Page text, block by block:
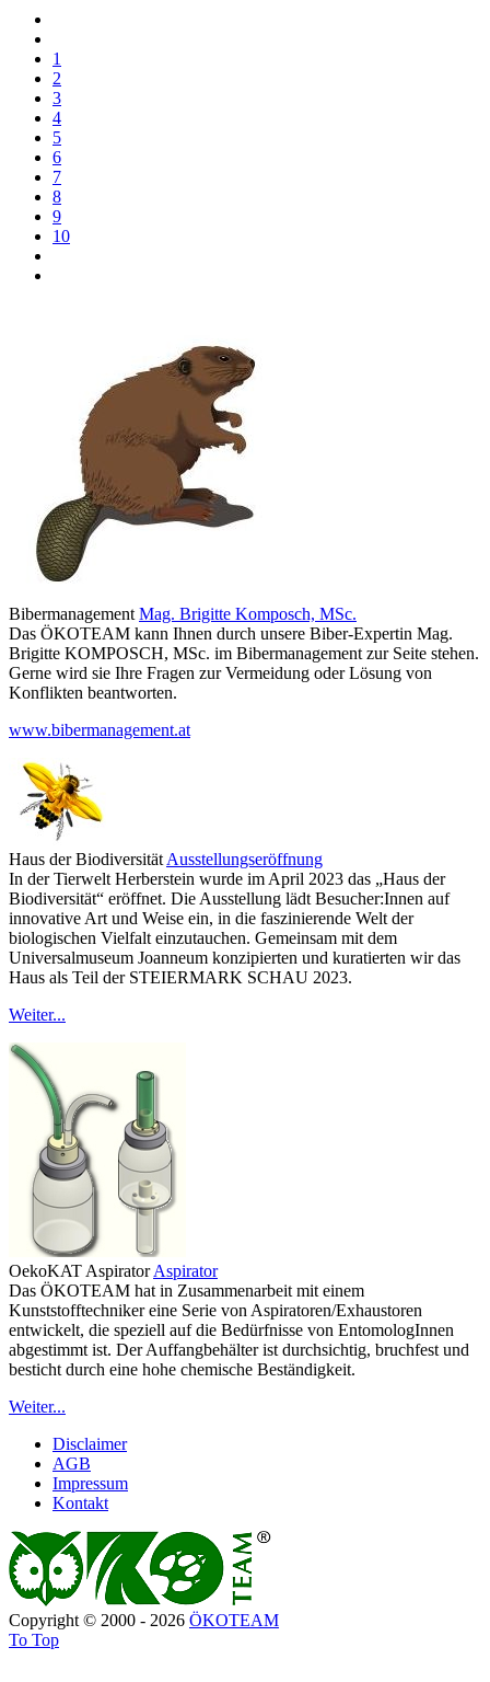
1
2
3
4
5
6
7
8
9
10
Bibermanagement Mag. Brigitte Komposch, MSc.
Das ÖKOTEAM kann Ihnen durch unsere Biber-Expertin Mag.
Brigitte KOMPOSCH, MSc. im Bibermanagement zur Seite stehen.
Gerne wird sie Ihre Fragen zur Vermeidung oder Lösung von
Konflikten beantworten.
www.bibermanagement.at
Haus der Biodiversität Ausstellungseröffnung
In der Tierwelt Herberstein wurde im April 2023 das „Haus der
Biodiversität“ eröffnet. Die Ausstellung lädt Besucher:Innen auf
innovative Art und Weise ein, in die faszinierende Welt der
biologischen Vielfalt einzutauchen. Gemeinsam mit dem
Universalmuseum Joanneum konzipierten und kuratierten wir das
Haus als Teil der STEIERMARK SCHAU 2023.
Weiter...
OekoKAT Aspirator Aspirator
Das ÖKOTEAM hat in Zusammenarbeit mit einem
Kunststofftechniker eine Serie von Aspiratoren/Exhaustoren
entwickelt, die speziell auf die Bedürfnisse von EntomologInnen
abgestimmt ist. Der Auffangbehälter ist durchsichtig, bruchfest und
besticht durch eine hohe chemische Beständigkeit.
Weiter...
Disclaimer
AGB
Impressum
Kontakt
Copyright © 2000 - 2026 ÖKOTEAM
To Top